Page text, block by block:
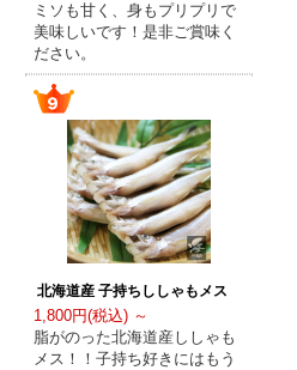
ミソも甘く、身もプリプリで
美味しいです！是非ご賞味く
ださい。
北海道産 子持ちししゃもメス
1,800円(税込) ～
脂がのった北海道産ししゃも
メス！！子持ち好きにはもう